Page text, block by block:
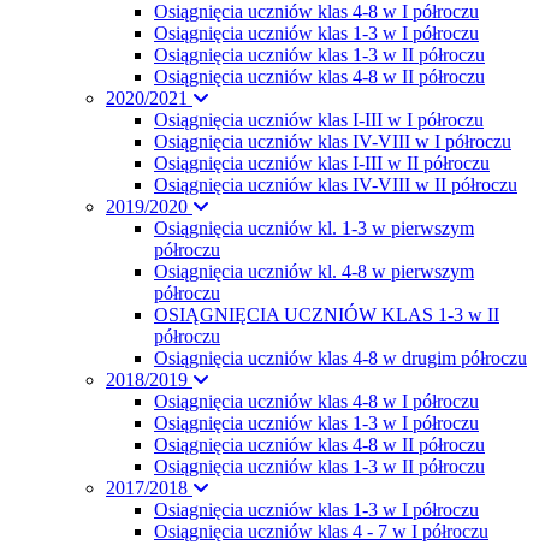
Osiągnięcia uczniów klas 4-8 w I półroczu
Osiągnięcia uczniów klas 1-3 w I półroczu
Osiągnięcia uczniów klas 1-3 w II półroczu
Osiągnięcia uczniów klas 4-8 w II półroczu
2020/2021
Osiągnięcia uczniów klas I-III w I półroczu
Osiągnięcia uczniów klas IV-VIII w I półroczu
Osiągnięcia uczniów klas I-III w II półroczu
Osiągnięcia uczniów klas IV-VIII w II półroczu
2019/2020
Osiągnięcia uczniów kl. 1-3 w pierwszym
półroczu
Osiągnięcia uczniów kl. 4-8 w pierwszym
półroczu
OSIĄGNIĘCIA UCZNIÓW KLAS 1-3 w II
półroczu
Osiągnięcia uczniów klas 4-8 w drugim półroczu
2018/2019
Osiągnięcia uczniów klas 4-8 w I półroczu
Osiągnięcia uczniów klas 1-3 w I półroczu
Osiągnięcia uczniów klas 4-8 w II półroczu
Osiągnięcia uczniów klas 1-3 w II półroczu
2017/2018
Osiagnięcia uczniów klas 1-3 w I półroczu
Osiągnięcia uczniów klas 4 - 7 w I półroczu